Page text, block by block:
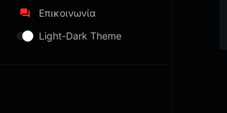
Επικοινωνία
Light-Dark Theme